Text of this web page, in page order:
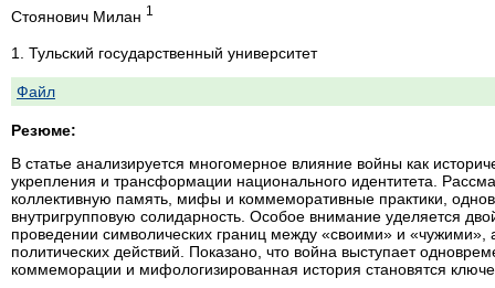
Стоянович Милан 1
1. Тульский государственный университет
Файл
Резюме:
В статье анализируется многомерное влияние войны как
укрепления и трансформации национального идентитета.
коллективную память, мифы и коммеморативные практики,
внутригрупповую солидарность. Особое внимание уделяется
проведении символических границ между «своими» и
политических действий. Показано, что война выступает
коммеморации и мифологизированная история становятся